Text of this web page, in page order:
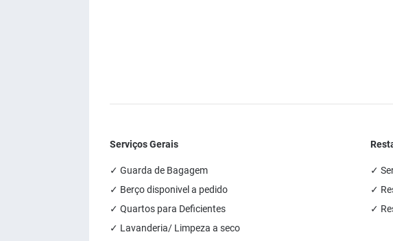
Serviços Gerais
✓ Guarda de Bagagem
✓ Berço disponivel a pedido
✓ Quartos para Deficientes
✓ Lavanderia/ Limpeza a seco
✓
✓
✓